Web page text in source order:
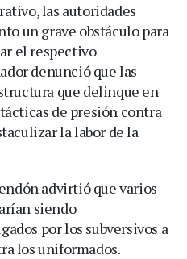
las autoridades
un grave obstáculo para
el respectivo
denunció que las
que delinque en
de presión contra
la labor de la
advirtió que varios
siendo
por los subversivos a
los uniformados.